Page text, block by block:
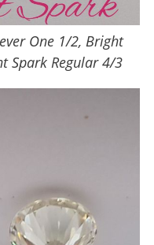
One 1/2, Bright
Spark Regular 4/3